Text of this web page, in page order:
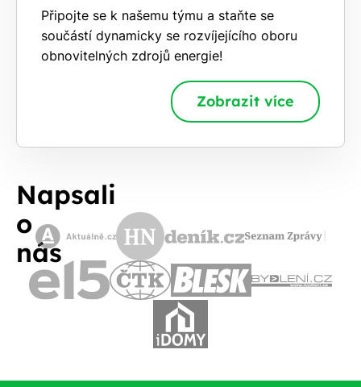
Připojte se k našemu týmu a staňte se
součástí dynamicky se rozvíjejícího oboru
obnovitelných zdrojů energie!
Zobrazit více
Napsali
o
nás